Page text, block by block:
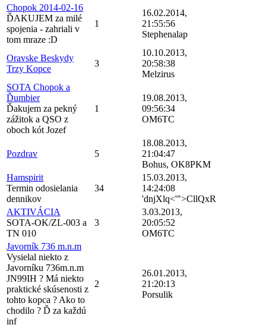
Chopok 2014-02-16
ĎAKUJEM za milé
spojenia - zahriali v
tom mraze :D
1
16.02.2014,
21:55:56
Stephenalap
Oravske Beskydy
Trzy Kopce
3
10.10.2013,
20:58:38
Melzirus
SOTA Chopok a
Ďumbier
Ďakujem za pekný
zážitok a QSO z
oboch kót Jozef
1
19.08.2013,
09:56:34
OM6TC
Pozdrav 5
18.08.2013,
21:04:47
Bohus, OK8PKM
Hamspirit
Termin odosielania
dennikov
34
15.03.2013,
14:24:08
'dnjXlq<'">CllQxR
AKTIVÁCIA
SOTA-OK/ZL-003 a
TN 010
3
3.03.2013,
20:05:52
OM6TC
Javorník 736 m.n.m
Vysielal niekto z
Javorníku 736m.n.m
JN99IH ? Má niekto
praktické skúsenosti z
tohto kopca ? Ako to
chodilo ? Ď za každú
inf
2
26.01.2013,
21:20:13
Porsulik